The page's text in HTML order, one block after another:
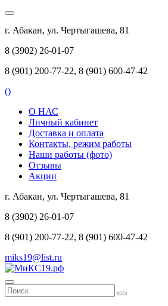
г. Абакан, ул. Чертыгашева, 81
8 (3902) 26-01-07
8 (901) 200-77-22, 8 (901) 600-47-42
()
О НАС
Личный кабинет
Доставка и оплата
Контакты, режим работы
Наши работы (фото)
Отзывы
Акции
г. Абакан, ул. Чертыгашева, 81
8 (3902) 26-01-07
8 (901) 200-77-22, 8 (901) 600-47-42
miks19@list.ru